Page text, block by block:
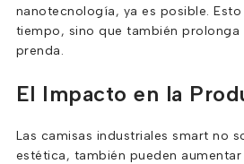
nanotecnología, ya es posible.
tiempo, sino que también prolonga
prenda.
El Impacto en la
Las camisas industriales smart no
estética, también pueden